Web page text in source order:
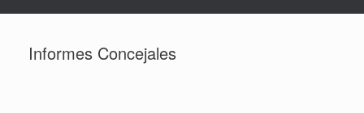
Informes Concejales